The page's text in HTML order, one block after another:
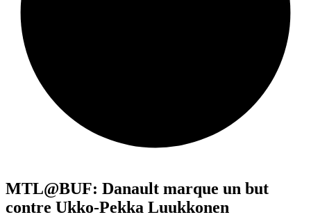
MTL@BUF: Danault marque un but
contre Ukko-Pekka Luukkonen